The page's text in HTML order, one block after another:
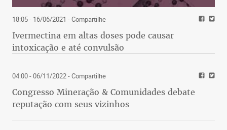
18:05 - 16/06/2021 - Compartilhe
Ivermectina em altas doses pode causar
intoxicação e até convulsão
04:00 - 06/11/2022- Compartilhe
Congresso Mineração & Comunidades debate
reputação com seus vizinhos